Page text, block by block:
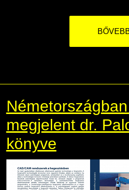
megjelent dr.
könyve